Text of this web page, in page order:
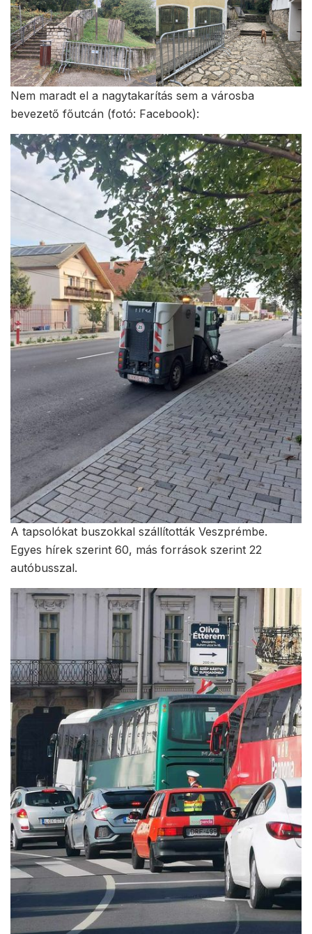
Nem maradt el a nagytakarítás sem a városba
bevezető főutcán (fotó: Facebook):
A tapsolókat buszokkal szállították Veszprémbe.
Egyes hírek szerint 60, más források szerint 22
autóbusszal.